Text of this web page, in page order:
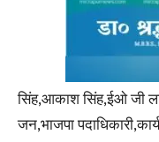
सिंह,आकाश सिंह,ईओ जी
जन,भाजपा